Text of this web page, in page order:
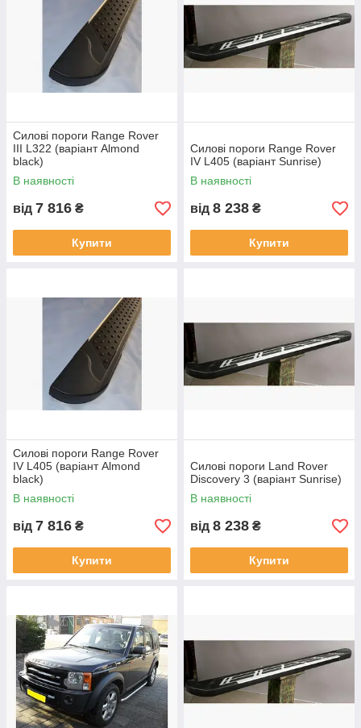
Силові пороги Range Rover
III L322 (варіант Almond
black)
В наявності
від 7 816 ₴
Купити
Силові пороги Range Rover
IV L405 (варіант Sunrise)
В наявності
від 8 238 ₴
Купити
Силові пороги Range Rover
IV L405 (варіант Almond
black)
В наявності
від 7 816 ₴
Купити
Силові пороги Land Rover
Discovery 3 (варіант Sunrise)
В наявності
від 8 238 ₴
Купити